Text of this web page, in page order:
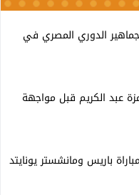
جماهير الدوري المصري في
عبد الكريم قبل مواجهة
باريس ومانشستر يونايتد